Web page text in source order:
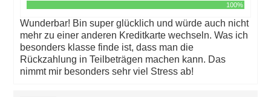
100%
Wunderbar! Bin super glücklich und würde auch nicht
mehr zu einer anderen Kreditkarte wechseln. Was ich
besonders klasse finde ist, dass man die
Rückzahlung in Teilbeträgen machen kann. Das
nimmt mir besonders sehr viel Stress ab!